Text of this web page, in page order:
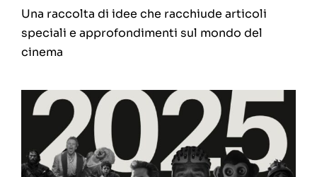
Interviste
Articoli
Chi siamo
Una raccolta di idee che racchiude articoli
speciali e approfondimenti sul mondo del
cinema